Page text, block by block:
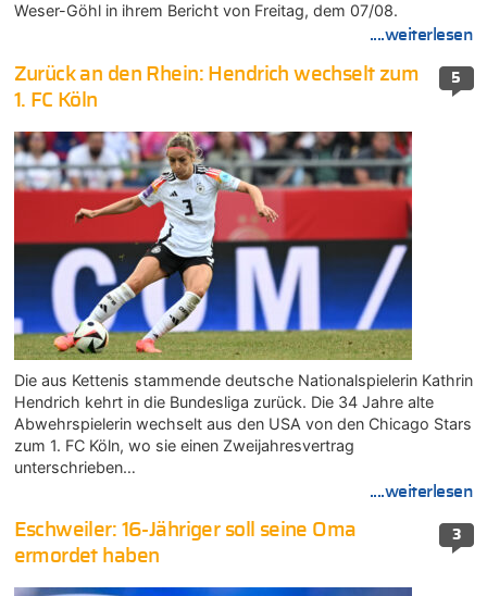
Weser-Göhl in ihrem Bericht von Freitag, dem 07/08.
....weiterlesen
5
Zurück an den Rhein: Hendrich wechselt zum
1. FC Köln
Die aus Kettenis stammende deutsche Nationalspielerin Kathrin
Hendrich kehrt in die Bundesliga zurück. Die 34 Jahre alte
Abwehrspielerin wechselt aus den USA von den Chicago Stars
zum 1. FC Köln, wo sie einen Zweijahresvertrag
unterschrieben…
....weiterlesen
3
Eschweiler: 16-Jähriger soll seine Oma
ermordet haben